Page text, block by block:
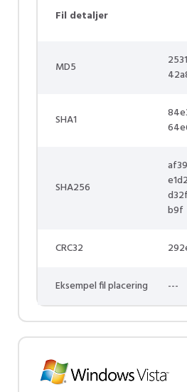
Fil detaljer
MD5
SHA1
SHA256
b9f
CRC32
Eksempel fil placering ---